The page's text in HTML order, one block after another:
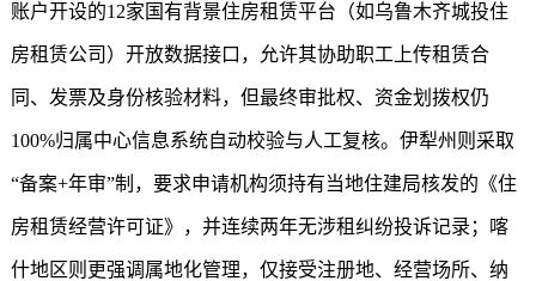
账户开设的12家国有背景住房租赁平台（如乌鲁木齐城投住
房租赁公司）开放数据接口，允许其协助职工上传租赁合
同、发票及身份核验材料，但最终审批权、资金划拨权仍
100%归属中心信息系统自动校验与人工复核。伊犁州则采取
“备案+年审”制，要求申请机构须持有当地住建局核发的《住
房租赁经营许可证》，并连续两年无涉租纠纷投诉记录；喀
什地区则更强调属地化管理，仅接受注册地、经营场所、纳